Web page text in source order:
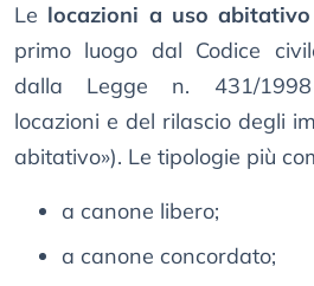
Le locazioni a uso abitativo
primo luogo dal Codice
dalla Legge n. 431/1998
locazioni e del rilascio degli
abitativo»). Le tipologie più
a canone libero;
a canone concordato;